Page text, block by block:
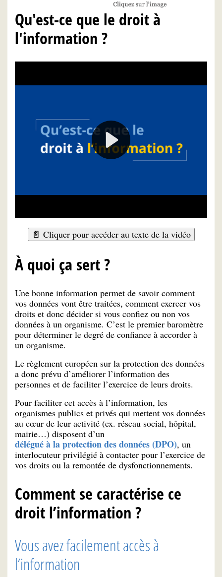
Qu'est-ce que le droit à
l'information ?
📄 Cliquer pour accéder au texte de la vidéo
À quoi ça sert ?
Une bonne information permet de savoir comment
vos données vont être traitées, comment exercer vos
droits et donc décider si vous confiez ou non vos
données à un organisme. C’est le premier baromètre
pour déterminer le degré de confiance à accorder à
un organisme.
Le règlement européen sur la protection des données
a donc prévu d’améliorer l’information des
personnes et de faciliter l’exercice de leurs droits.
Pour faciliter cet accès à l’information, les
organismes publics et privés qui mettent vos données
au cœur de leur activité (ex. réseau social, hôpital,
mairie…) disposent d’un
délégué à la protection des données (DPO), un
interlocuteur privilégié à contacter pour l’exercice de
vos droits ou la remontée de dysfonctionnements.
Comment se caractérise ce
droit l’information ?
Vous avez facilement accès à
l’information